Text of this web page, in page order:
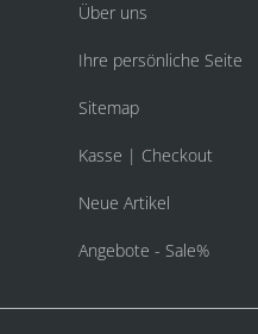
Über uns
Ihre persönliche Seite
Sitemap
Kasse | Checkout
Neue Artikel
Angebote - Sale%